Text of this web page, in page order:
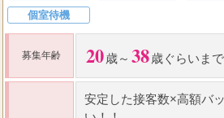
日払いOK 週１日～OK 短期
個室待機
20歳～ 38歳ぐらいまで